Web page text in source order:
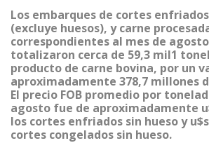
Los embarques de cortes
(excluye huesos), y carne
correspondientes al mes de agosto
totalizaron cerca de 59,3 mil1
producto de carne bovina, por un
aproximadamente 378,7 millones
El precio FOB promedio por
agosto fue de aproximadamente
los cortes enfriados sin hueso y
cortes congelados sin hueso.